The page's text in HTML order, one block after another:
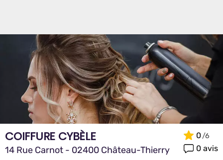
COIFFURE CYBÈLE
14 Rue Carnot - 02400 Château-Thierry
0
0 avis